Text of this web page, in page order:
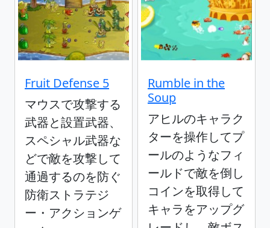
Fruit Defense 5
マウスで攻撃する
武器と設置武器、
スペシャル武器な
どで敵を攻撃して
通過するのを防ぐ
防衛ストラテジ
ー・アクションゲ
Rumble in the
Soup
アヒルのキャラク
ターを操作してプ
ールのようなフィ
ールドで敵を倒し
コインを取得して
キャラをアップグ